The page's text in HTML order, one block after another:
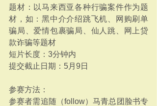
题材：以马来西亚各种行骗案件作为题
材，如：黑中介介绍跳飞机、网购刷单
骗局、爱情包裹骗局、仙人跳、网上贷
款诈骗等题材
短片长度：3分钟内
提交截止日期：5月9日
参赛方法：
参赛者需追随（follow）马青总团脸书专